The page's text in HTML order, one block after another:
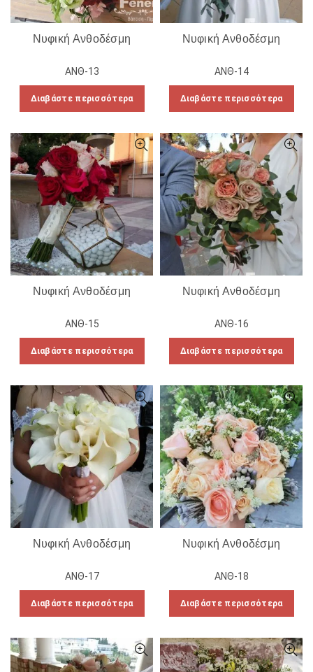
Νυφική Ανθοδέσμη
ΑΝΘ-13
Διαβάστε περισσότερα
Νυφική Ανθοδέσμη
ΑΝΘ-14
Διαβάστε περισσότερα
Νυφική Ανθοδέσμη
ΑΝΘ-15
Διαβάστε περισσότερα
Νυφική Ανθοδέσμη
ΑΝΘ-16
Διαβάστε περισσότερα
Νυφική Ανθοδέσμη
ΑΝΘ-17
Διαβάστε περισσότερα
Νυφική Ανθοδέσμη
ΑΝΘ-18
Διαβάστε περισσότερα